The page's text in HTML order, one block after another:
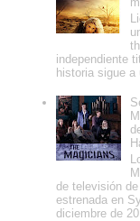
independiente
historia sigue a
de televisión
estrenada en
diciembre de